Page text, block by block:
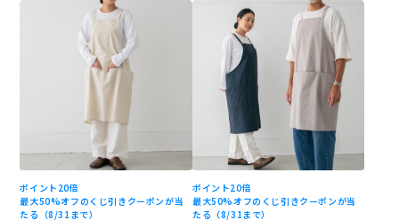
ポイント20倍
最大50%オフのくじ引きクーポンが当
たる（8/31まで）
ポイント20倍
最大50%オフのくじ引きクーポンが当
たる（8/31まで）